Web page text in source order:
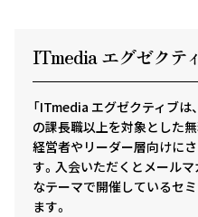
ITmedia エグゼクティ
「ITmedia エグゼクティブ
の課長職以上を対象とした
経営者やリーダー層向けに
す。入会いただくとメール
なテーマで開催しているセ
ます。